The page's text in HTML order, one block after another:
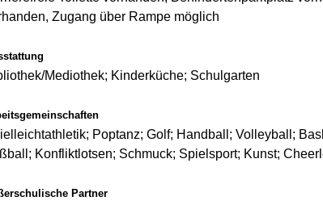
Zugang über Rampe möglich
Mediothek; Kinderküche; Schulgarten
Poptanz; Golf; Handball; Volleyball;
Konfliktlotsen; Schmuck; Spielsport; Kunst;
Partner